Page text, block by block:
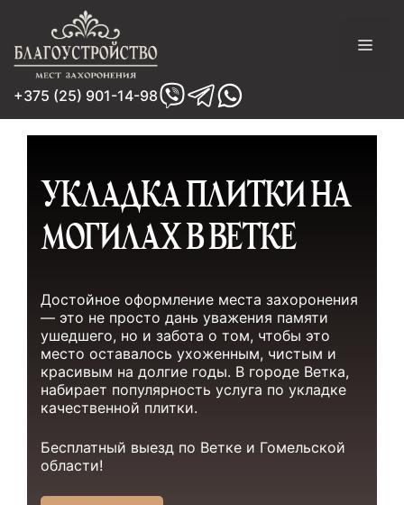
содержимому
+375 (25) 901-14-98
УКЛАДКА ПЛИТКИ НА
МОГИЛАХ В ВЕТКЕ
Достойное оформление места захоронения
— это не просто дань уважения памяти
ушедшего, но и забота о том, чтобы это
место оставалось ухоженным, чистым и
красивым на долгие годы. В городе Ветка,
набирает популярность услуга по укладке
качественной плитки.
Бесплатный выезд по Ветке и Гомельской
области!